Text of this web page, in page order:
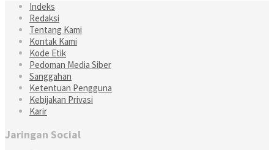
Indeks
Redaksi
Tentang Kami
Kontak Kami
Kode Etik
Pedoman Media Siber
Sanggahan
Ketentuan Pengguna
Kebijakan Privasi
Karir
Jaringan Social